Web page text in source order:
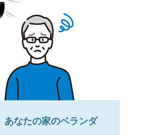
あなたの家のベランダ